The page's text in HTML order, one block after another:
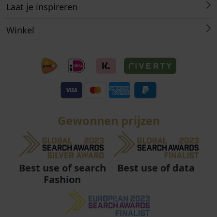
Laat je inspireren
Winkel
Gewonnen prijzen
Best use of search
Fashion
Best use of data